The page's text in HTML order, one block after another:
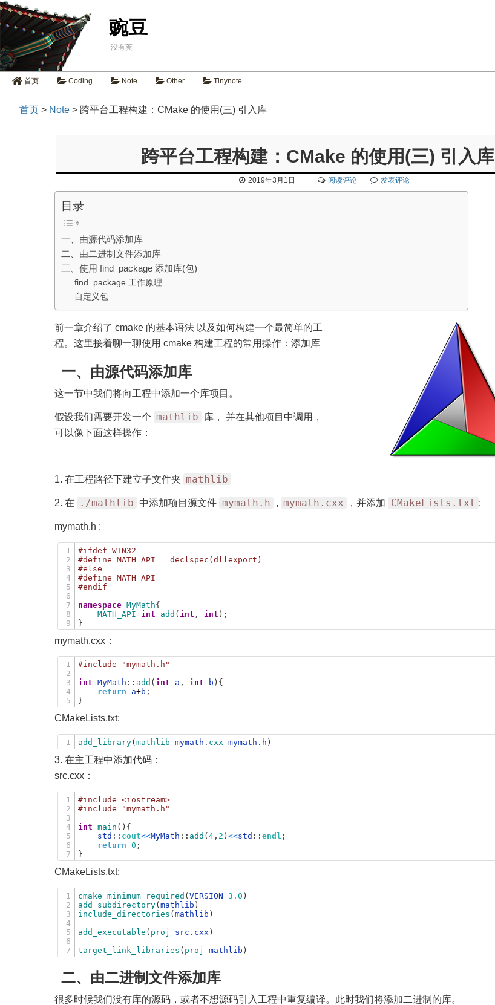
豌豆
没有荚
首页 Coding Note Other Tinynote
首页 > Note > 跨平台工程构建：CMake 的使用(三) 引入库
跨平台工程构建：CMake 的使用(三) 引入库
2019年3月1日 发表评论
阅读评论
目录
一、由源代码添加库
二、由二进制文件添加库
三、使用 find_package 添加库(包)
find_package 工作原理
自定义包
前一章介绍了 cmake 的基本语法 以及如何构建一个最简单的工
程。这里接着聊一聊使用 cmake 构建工程的常用操作：添加库
一、由源代码添加库
这一节中我们将向工程中添加一个库项目。
假设我们需要开发一个 mathlib
库， 并在其他项目中调用，
可以像下面这样操作：
1. 在工程路径下建立子文件夹 mathlib
2. 在 ./mathlib 中添加项目源文件 mymath.h , mymath.cxx ，并添加 CMakeLists.txt :
mymath.h :
1
2
3
4
5
6
7
8
9
#ifdef WIN32
#define MATH_API __declspec(dllexport)
#else
#define MATH_API
#endif
namespace MyMath{
MATH_API int add ( int , int ) ;
}
mymath.cxx：
1
2
3
4
5
#include "mymath.h"
int MyMath : : add ( int a , int b ) {
return
a+b ;
}
CMakeLists.txt:
1 add_library( mathlib mymath . cxx mymath . h )
3. 在主工程中添加代码：
src.cxx：
1
2
3
4
5
6
7
#include <iostream>
#include "mymath.h"
int main ( ) {
std : : cout<<MyMath : : add ( 4, 2 ) <<std : : endl ;
return 0 ;
}
CMakeLists.txt:
1
2
3
4
5
6
7
cmake_minimum_required ( VERSION 3.0 )
add_subdirectory( mathlib )
include_directories ( mathlib )
add_executable ( proj src . cxx )
target_link_libraries ( proj mathlib )
二、由二进制文件添加库
很多时候我们没有库的源码，或者不想源码引入工程中重复编译。此时我们将添加二进制的库。